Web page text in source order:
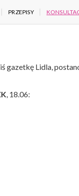
PRZEPISY
gazetkę Lidla,
, 18.06: